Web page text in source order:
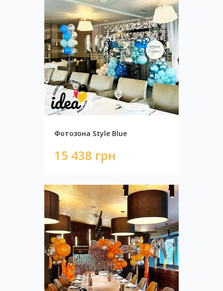
Фотозона Бабочки
14 800 грн
Фотозона Style Blue
15 438 грн